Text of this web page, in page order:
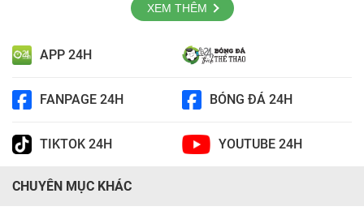
XEM THÊM
APP 24H
FANPAGE 24H BÓNG ĐÁ 24H
TIKTOK 24H YOUTUBE 24H
CHUYÊN MỤC KHÁC